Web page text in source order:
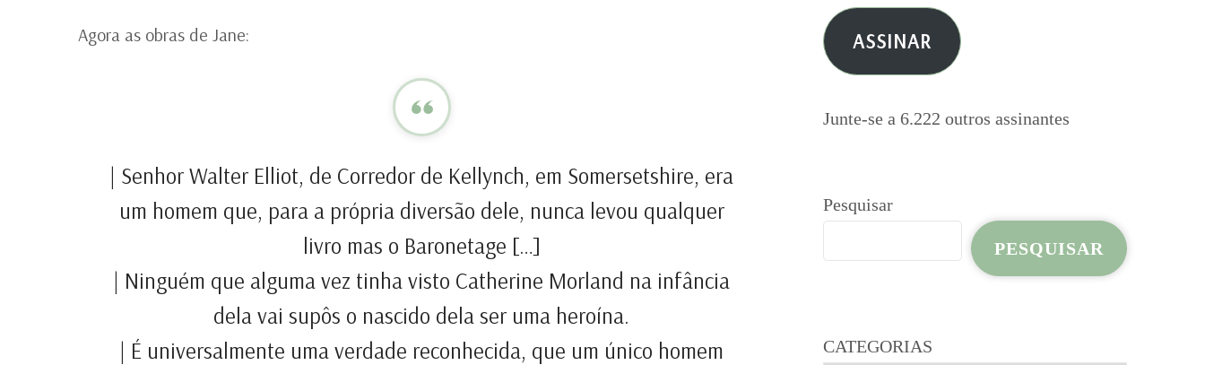
Agora as obras de Jane:
| Senhor Walter Elliot, de Corredor de Kellynch, em Somersetshire, era
um homem que, para a própria diversão dele, nunca levou qualquer
livro mas o Baronetage […]
| Ninguém que alguma vez tinha visto Catherine Morland na infância
dela vai supôs o nascido dela ser uma heroína.
| É universalmente uma verdade reconhecida, que um único homem
e-
mail ASSINAR
Junte-se a 6.222 outros assinantes
Pesquisar
PESQUISAR
CATEGORIAS